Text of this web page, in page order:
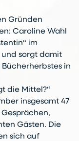
Gründen
Caroline Wahl
im
und sorgt damit
in
die Mittel?“
insgesamt 47
Gästen. Die
sich auf